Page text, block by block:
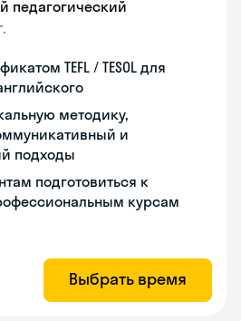
педагогический
TEFL / TESOL для
методику,
и
подходы
подготовиться к
курсам
Выбрать время